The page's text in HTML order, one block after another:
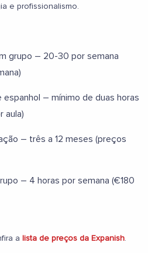
e profissionalismo.
grupo – 20-30 por semana
– mínimo de duas horas
aula)
– três a 12 meses (preços
– 4 horas por semana (€180
a lista de preços da Expanish.